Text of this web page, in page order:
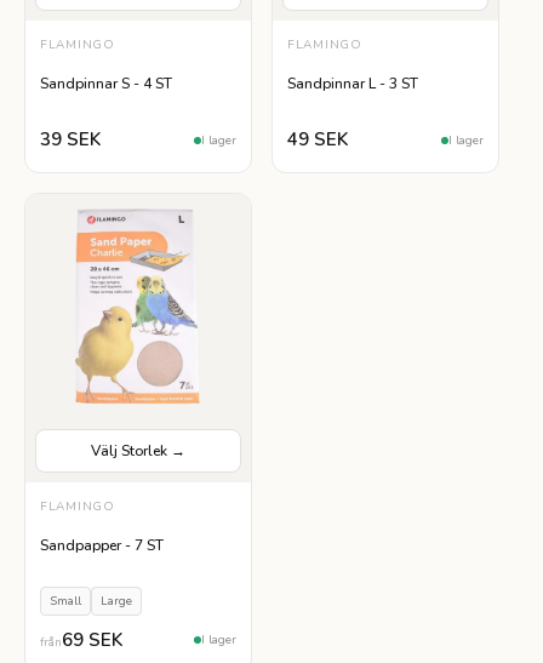
FLAMINGO
Sandpinnar S - 4 ST
39 SEK I lager
FLAMINGO
Sandpinnar L - 3 ST
49 SEK I lager
Välj Storlek →
VÄLJ STORLEK
Small Large
FLAMINGO
Sandpapper - 7 ST
Small Large
från69 SEK I lager